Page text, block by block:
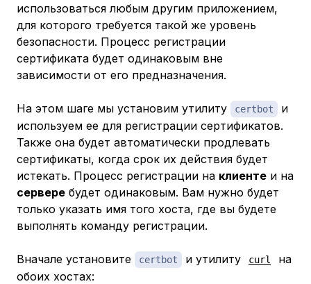
использоваться любым другим приложением,
для которого требуется такой же уровень
безопасности. Процесс регистрации
сертификата будет одинаковым вне
зависимости от его предназначения.
На этом шаге мы установим утилиту certbot
и
используем ее для регистрации сертификатов.
Также она будет автоматически продлевать
сертификаты, когда срок их действия будет
истекать. Процесс регистрации на клиенте и на
сервере будет одинаковым. Вам нужно будет
только указать имя того хоста, где вы будете
выполнять команду регистрации.
Вначале установите certbot и утилиту curl
на
обоих хостах: